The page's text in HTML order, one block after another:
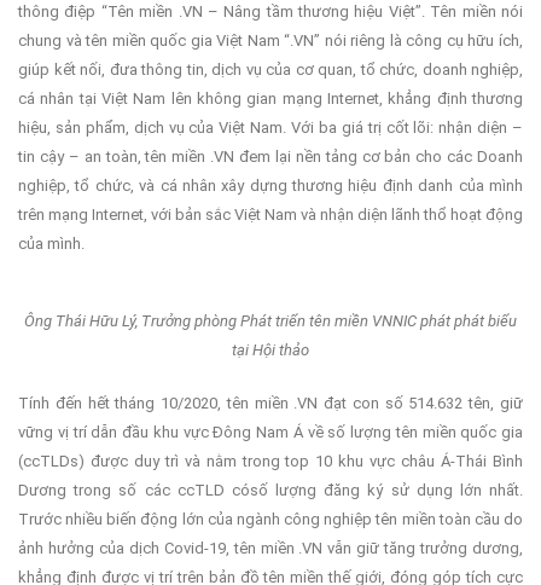
thông điệp “Tên miền .VN – Nâng tầm thương hiệu Việt”. Tên miền nói
chung và tên miền quốc gia Việt Nam “.VN” nói riêng là công cụ hữu ích,
giúp kết nối, đưa thông tin, dịch vụ của cơ quan, tổ chức, doanh nghiệp,
cá nhân tại Việt Nam lên không gian mạng Internet, khẳng định thương
hiệu, sản phẩm, dịch vụ của Việt Nam. Với ba giá trị cốt lõi: nhận diện –
tin cậy – an toàn, tên miền .VN đem lại nền tảng cơ bản cho các Doanh
nghiệp, tổ chức, và cá nhân xây dựng thương hiệu định danh của mình
trên mạng Internet, với bản sắc Việt Nam và nhận diện lãnh thổ hoạt động
của mình.
Ông Thái Hữu Lý, Trưởng phòng Phát triển tên miền VNNIC phát phát biểu
tại Hội thảo
Tính đến hết tháng 10/2020, tên miền .VN đạt con số 514.632 tên, giữ
vững vị trí dẫn đầu khu vực Đông Nam Á về số lượng tên miền quốc gia
(ccTLDs) được duy trì và nằm trong top 10 khu vực châu Á-Thái Bình
Dương trong số các ccTLD cósố lượng đăng ký sử dụng lớn nhất.
Trước nhiều biến động lớn của ngành công nghiệp tên miền toàn cầu do
ảnh hưởng của dịch Covid-19, tên miền .VN vẫn giữ tăng trưởng dương,
khẳng định được vị trí trên bản đồ tên miền thế giới, đóng góp tích cực